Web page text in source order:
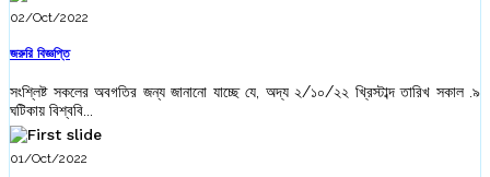
02/Oct/2022
জরুরি বিজ্ঞপ্তি
সংশ্লিষ্ট সকলের অবগতির জন্য জানানো যাচ্ছে যে, অদ্য ২/১০/২২ খ্রিস্টাব্দ তারিখ সকাল .৯
ঘটিকায় বিশ্ববি...
01/Oct/2022